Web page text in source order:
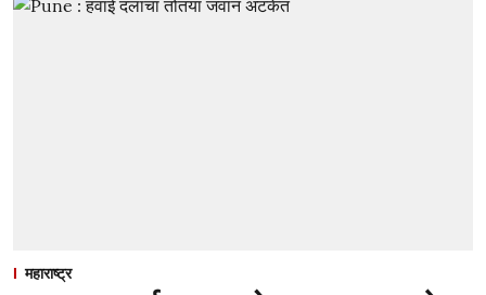
महाराष्ट्र